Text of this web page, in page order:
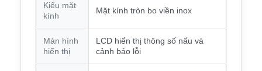
Kiểu mặt
kính
Mặt kính tròn bo viền inox
Màn hình
hiển thị
LCD hiển thị thông số nấu và
cảnh báo lỗi